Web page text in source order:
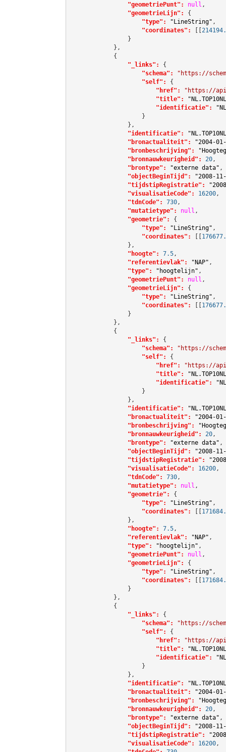
"geometriePunt":
null ,
"geometrieLijn":
{
"type":
"LineString" ,
"coordinates":
[[
                }
            },
            {
"_links":
{
"schema":
"https://
"self":
{
"href":
"https://
"title":
"identificatie":
                    }
                },
"identificatie":
"bronactualiteit":
"2004-
"bronbeschrijving":
"bronnauwkeurigheid":
20,
"brontype":
"externe data" ,
"objectBeginTijd":
"2008-
"tijdstipRegistratie":
"visualisatieCode":
16200,
"tdnCode":
730,
"mutatietype":
null ,
"geometrie":
{
"type":
"LineString" ,
"coordinates":
[[
                },
"hoogte":
7.5,
"referentievlak":
"NAP" ,
"type":
"hoogtelijn" ,
"geometriePunt":
null ,
"geometrieLijn":
{
"type":
"LineString" ,
"coordinates":
[[
                }
            },
            {
"_links":
{
"schema":
"https://
"self":
{
"href":
"https://
"title":
"identificatie":
                    }
                },
"identificatie":
"bronactualiteit":
"2004-
"bronbeschrijving":
"bronnauwkeurigheid":
20,
"brontype":
"externe data" ,
"objectBeginTijd":
"2008-
"tijdstipRegistratie":
"visualisatieCode":
16200,
"tdnCode":
730,
"mutatietype":
null ,
"geometrie":
{
"type":
"LineString" ,
"coordinates":
[[
                },
"hoogte":
7.5,
"referentievlak":
"NAP" ,
"type":
"hoogtelijn" ,
"geometriePunt":
null ,
"geometrieLijn":
{
"type":
"LineString" ,
"coordinates":
[[
                }
            },
            {
"_links":
{
"schema":
"https://
"self":
{
"href":
"https://
"title":
"identificatie":
                    }
                },
"identificatie":
"bronactualiteit":
"2004-
"bronbeschrijving":
"bronnauwkeurigheid":
20,
"brontype":
"externe data" ,
"objectBeginTijd":
"2008-
"tijdstipRegistratie":
"visualisatieCode":
16200,